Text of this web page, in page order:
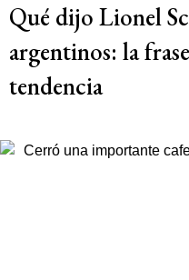
Qué dijo Lionel
argentinos: la
tendencia